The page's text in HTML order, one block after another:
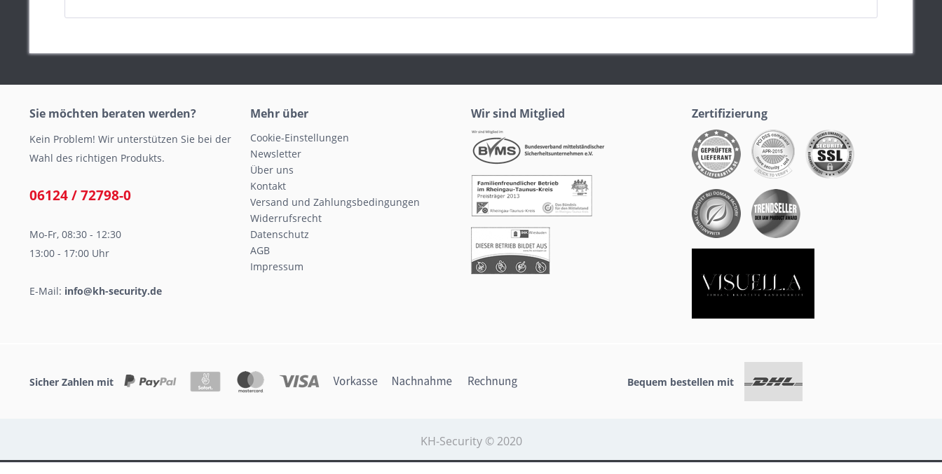
Sie möchten beraten werden?
Kein Problem! Wir unterstützen Sie bei der
Wahl des richtigen Produkts.
06124 / 72798-0
Mo-Fr, 08:30 - 12:30
13:00 - 17:00 Uhr
E-Mail: info@kh-security.de
Mehr über
Cookie-Einstellungen
Newsletter
Über uns
Kontakt
Versand und Zahlungsbedingungen
Widerrufsrecht
Datenschutz
AGB
Impressum
Wir sind Mitglied Zertifizierung
Sicher Zahlen mit Bequem bestellen mit
KH-Security © 2020